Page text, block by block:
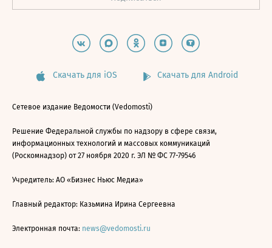
Скачать для iOS Скачать для Android
Сетевое издание Ведомости (Vedomosti)
Решение Федеральной службы по надзору в сфере связи,
информационных технологий и массовых коммуникаций
(Роскомнадзор) от 27 ноября 2020 г. ЭЛ № ФС 77-79546
Учредитель: АО «Бизнес Ньюс Медиа»
Главный редактор: Казьмина Ирина Сергеевна
Электронная почта: news@vedomosti.ru